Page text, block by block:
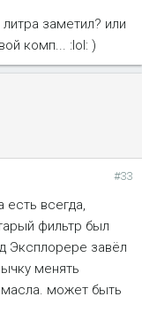
заметил? или
комп... :lol: )
#33
всегда,
фильтр был
Эксплорере завёл
менять
может быть